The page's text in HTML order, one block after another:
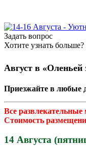
Задать вопрос
Хотите узнать
Август в «Оленьей
Приезжайте в любые
Все
Стоимость
14 Августа